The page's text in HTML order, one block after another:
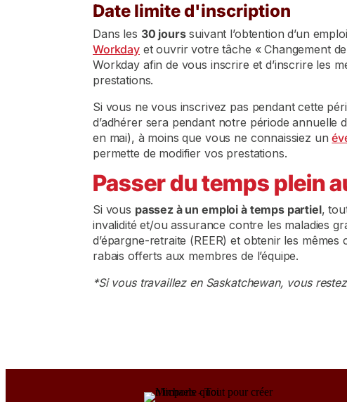
Date limite d'inscription
Dans les 30 jourssuivant l’obtention d’un
Workdayet ouvrir votre tâche « Changement
Workday afin de vous inscrire et d’inscrire les
prestations.
Si vous ne vous inscrivez pas pendant cette
d’adhérer sera pendant notre période annuelle
en mai), à moins que vous ne connaissiez un
permette de modifier vos prestations.
Passer du temps plein
Si vous passez à un emploi à temps partiel,
invalidité et/ou assurance contre les maladies
d’épargne-retraite (REER) et obtenir les
rabais offerts aux membres de l’équipe.
*Si vous travaillez en Saskatchewan, vous